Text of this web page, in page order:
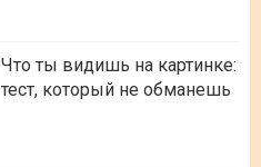
Что ты видишь на картинке:
тест, который не обманешь